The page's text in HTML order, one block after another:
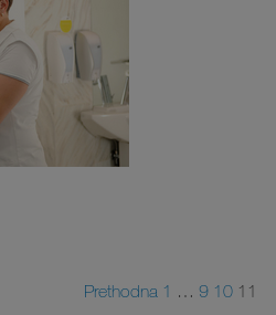
Prethodna 1 … 9 10 11